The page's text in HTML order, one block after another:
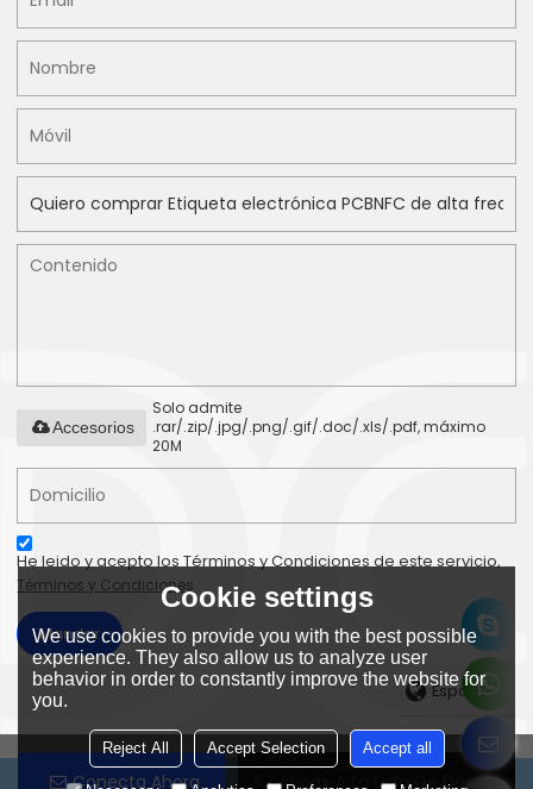
Conecta Ahora Añadir A La Lista De Deseos
Solo admite
.rar/.zip/.jpg/.png/.gif/.doc/.xls/.pdf, máximo
20M
Accesorios
He leido y acepto los Términos y Condiciones de este servicio,
Términos y Condiciones
Mandar
Español
Cookie settings
We use cookies to provide you with the best possible
experience. They also allow us to analyze user
behavior in order to constantly improve the website for
you.
Reject All Accept Selection Accept all